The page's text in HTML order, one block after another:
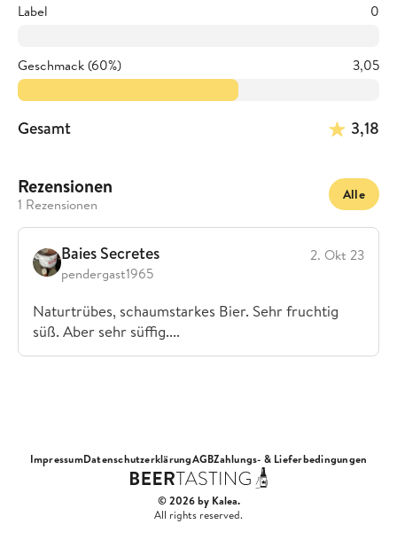
Label 0
Geschmack (60%) 3,05
Gesamt 3,18
Rezensionen
1 Rezensionen
Alle
Baies Secretes
pendergast1965
2. Okt 23
Naturtrübes, schaumstarkes Bier. Sehr fruchtig
süß. Aber sehr süffig....
ImpressumDatenschutzerklärungAGBZahlungs- & Lieferbedingungen
© 2026 by Kalea.
All rights reserved.